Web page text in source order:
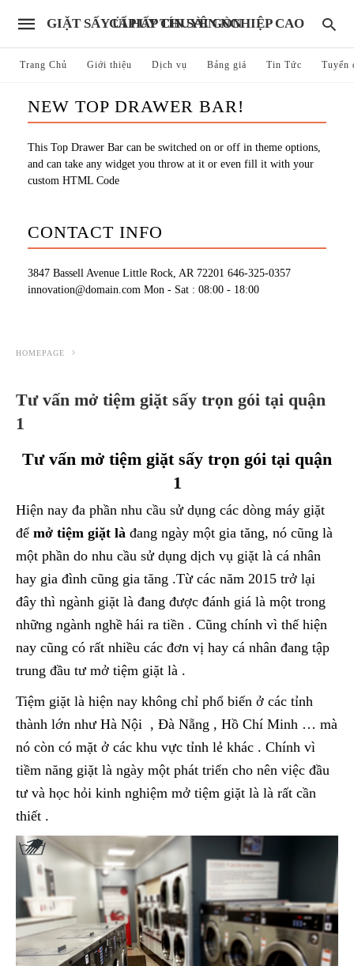
GIẶT SẤY ỦI HẤP CHUYÊN NGHIỆP CAO CẤP UY TÍN SÀI GÒN
Trang Chủ Giới thiệu Dịch vụ Bảng giá Tin Tức Tuyển
NEW TOP DRAWER BAR!
This Top Drawer Bar can be switched on or off in theme options,
and can take any widget you throw at it or even fill it with your
custom HTML Code
CONTACT INFO
3847 Bassell Avenue Little Rock, AR 72201 646-325-0357
innovation@domain.com Mon - Sat : 08:00 - 18:00
HOMEPAGE
Tư vấn mở tiệm giặt sấy trọn gói tại quận
1
Tư vấn mở tiệm giặt sấy trọn gói tại quận
1
Hiện nay đa phần nhu cầu sử dụng các dòng máy giặt
để mở tiệm giặt là đang ngày một gia tăng, nó cũng là
một phần do nhu cầu sử dụng dịch vụ giặt là cá nhân
hay gia đình cũng gia tăng .Từ các năm 2015 trở lại
đây thì ngành giặt là đang được đánh giá là một trong
những ngành nghề hái ra tiền . Cũng chính vì thế hiện
nay cũng có rất nhiều các đơn vị hay cá nhân đang tập
trung đầu tư mở tiệm giặt là .
Tiệm giặt là hiện nay không chỉ phổ biến ở các tỉnh
thành lớn như Hà Nội , Đà Nẵng , Hồ Chí Minh … mà
nó còn có mặt ở các khu vực tỉnh lẻ khác . Chính vì
tiềm năng giặt là ngày một phát triển cho nên việc đầu
tư và học hỏi kinh nghiệm mở tiệm giặt là là rất cần
thiết .